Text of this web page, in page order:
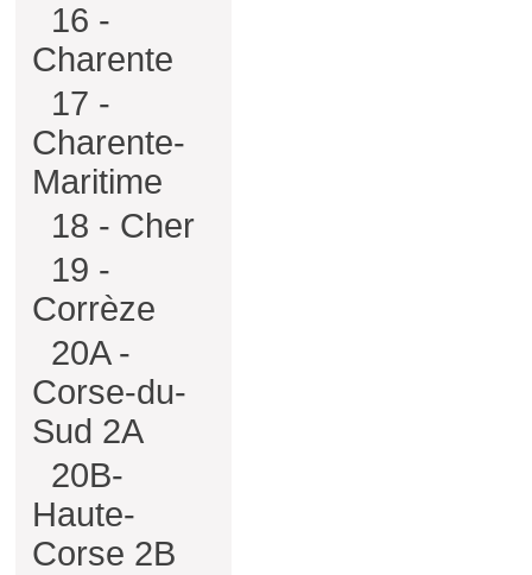
16 -
Charente
17 -
Charente-
Maritime
18 - Cher
19 -
Corrèze
20A -
Corse-du-
Sud 2A
20B-
Haute-
Corse 2B